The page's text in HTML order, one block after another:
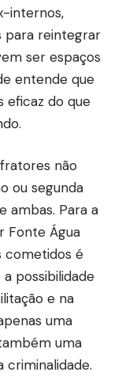
internos,
para reintegrar
ser espaços
entende que
eficaz do que
não
ou segunda
ambas. Para a
Fonte Água
cometidos é
possibilidade
e na
uma
uma